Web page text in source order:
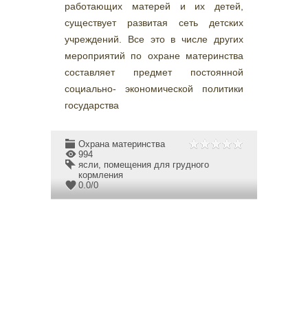
работающих матерей и их детей,
существует развитая сеть детских
учреждений. Все это в числе других
мероприятий по охране материнства
составляет предмет постоянной
социально- экономической политики
государства
Охрана материнства
994
ясли, помещения для грудного
кормления
0.0/0